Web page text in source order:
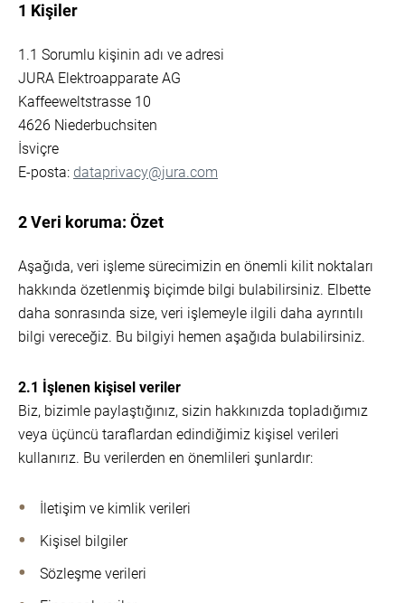
1 Kişiler
1.1 Sorumlu kişinin adı ve adresi
JURA Elektroapparate AG
Kaffeeweltstrasse 10
4626 Niederbuchsiten
İsviçre
E-posta: dataprivacy@jura.com
2 Veri koruma: Özet
Aşağıda, veri işleme sürecimizin en önemli kilit noktaları
hakkında özetlenmiş biçimde bilgi bulabilirsiniz. Elbette
daha sonrasında size, veri işlemeyle ilgili daha ayrıntılı
bilgi vereceğiz. Bu bilgiyi hemen aşağıda bulabilirsiniz.
2.1 İşlenen kişisel veriler
Biz, bizimle paylaştığınız, sizin hakkınızda topladığımız
veya üçüncü taraflardan edindiğimiz kişisel verileri
kullanırız. Bu verilerden en önemlileri şunlardır:
İletişim ve kimlik verileri
Kişisel bilgiler
Sözleşme verileri